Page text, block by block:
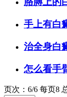
手上有白
治全身白
怎么看手
页次：6/6 每页8